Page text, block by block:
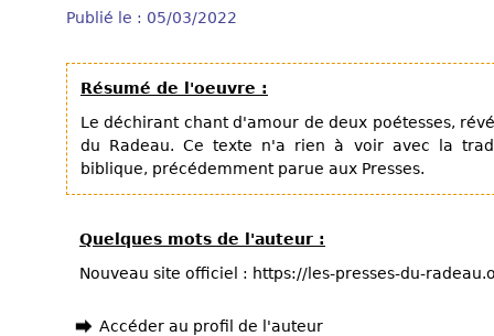
Publié le : 05/03/2022
Résumé de l'oeuvre :
Le déchirant chant d'amour de deux poétesses,
du Radeau. Ce texte n'a rien à voir avec la
biblique, précédemment parue aux Presses.
Quelques mots de l'auteur :
Nouveau site officiel : https://les-presses-du-
Accéder au profil de l'auteur